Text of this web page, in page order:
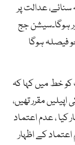
عدالت پر
ہوگا۔سیشن جج
فیصلہ ہوگا
کو خط میں کہا کہ
مقرر تھیں،
کیا ، عدم اعتماد
کے اظہار